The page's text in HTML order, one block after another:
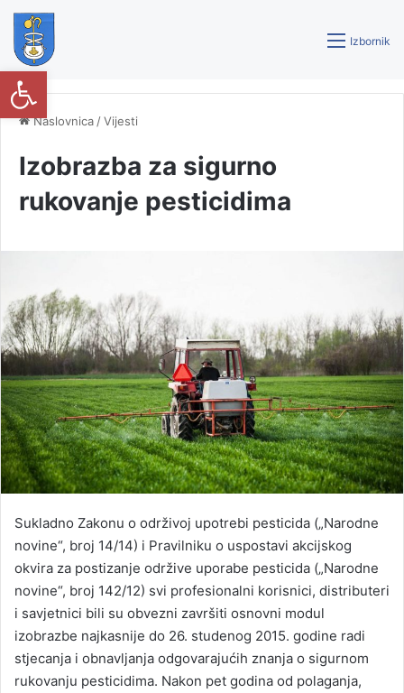
Izbornik
Naslovnica /Vijesti
Izobrazba za sigurno
rukovanje pesticidima
Sukladno Zakonu o održivoj upotrebi pesticida („Narodne
novine“, broj 14/14) i Pravilniku o uspostavi akcijskog
okvira za postizanje održive uporabe pesticida („Narodne
novine“, broj 142/12) svi profesionalni korisnici, distributeri
i savjetnici bili su obvezni završiti osnovni modul
izobrazbe najkasnije do 26. studenog 2015. godine radi
stjecanja i obnavljanja odgovarajućih znanja o sigurnom
rukovanju pesticidima. Nakon pet godina od polaganja,
Open toolbar